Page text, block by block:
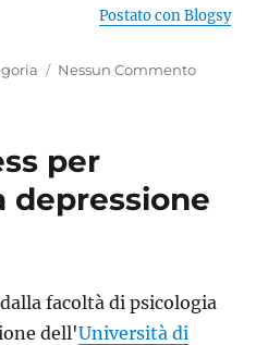
Postato con Blogsy
Nessun Commento
per
depressione
facoltà di psicologia
dell'Università di